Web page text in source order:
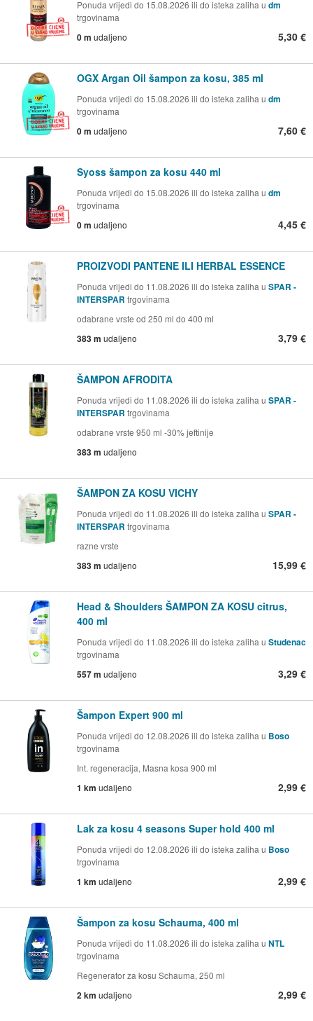
Ponuda vrijedi do 15.08.2026 ili do isteka zaliha u dm
trgovinama
0 m udaljeno 5,30 €
OGX Argan Oil šampon za kosu, 385 ml
Ponuda vrijedi do 15.08.2026 ili do isteka zaliha u dm
trgovinama
0 m udaljeno 7,60 €
Syoss šampon za kosu 440 ml
Ponuda vrijedi do 15.08.2026 ili do isteka zaliha u dm
trgovinama
0 m udaljeno 4,45 €
PROIZVODI PANTENE ILI HERBAL ESSENCE
Ponuda vrijedi do 11.08.2026 ili do isteka zaliha u SPAR -
INTERSPAR trgovinama
odabrane vrste od 250 ml do 400 ml
383 m udaljeno 3,79 €
ŠAMPON AFRODITA
Ponuda vrijedi do 11.08.2026 ili do isteka zaliha u SPAR -
INTERSPAR trgovinama
odabrane vrste 950 ml -30% jeftinije
383 m udaljeno
ŠAMPON ZA KOSU VICHY
Ponuda vrijedi do 11.08.2026 ili do isteka zaliha u SPAR -
INTERSPAR trgovinama
razne vrste
383 m udaljeno 15,99 €
Head & Shoulders ŠAMPON ZA KOSU citrus,
400 ml
Ponuda vrijedi do 11.08.2026 ili do isteka zaliha u Studenac
trgovinama
557 m udaljeno 3,29 €
Šampon Expert 900 ml
Ponuda vrijedi do 12.08.2026 ili do isteka zaliha u Boso
trgovinama
Int. regeneracija, Masna kosa 900 ml
1 km udaljeno 2,99 €
Lak za kosu 4 seasons Super hold 400 ml
Ponuda vrijedi do 12.08.2026 ili do isteka zaliha u Boso
trgovinama
1 km udaljeno 2,99 €
Šampon za kosu Schauma, 400 ml
Ponuda vrijedi do 11.08.2026 ili do isteka zaliha u NTL
trgovinama
Regenerator za kosu Schauma, 250 ml
2 km udaljeno 2,99 €